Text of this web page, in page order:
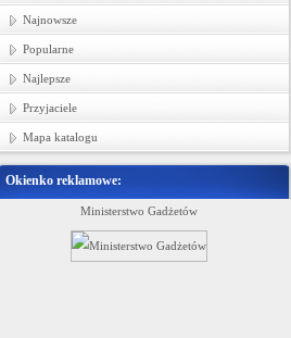
Najnowsze
Popularne
Najlepsze
Przyjaciele
Mapa katalogu
Okienko reklamowe:
Ministerstwo Gadżetów